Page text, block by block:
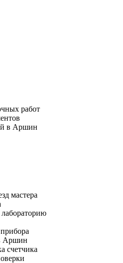
работ
в Аршин
мастера
Аршин
счетчика